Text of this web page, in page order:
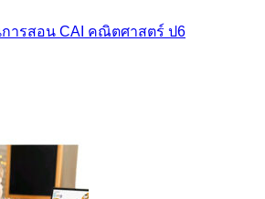
ารสอน CAI คณิตศาสตร์ ป6